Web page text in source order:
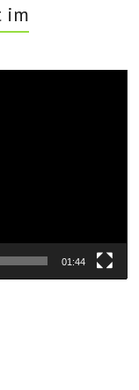
im
01:44